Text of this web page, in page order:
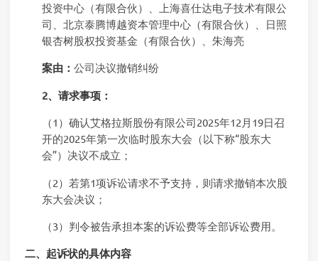
投资中心（有限合伙）、上海喜仕达电子技术有限公
司、北京泰腾博越资本管理中心（有限合伙）、日照
银杏树股权投资基金（有限合伙）、朱海亮
案由： 公司决议撤销纠纷
2、请求事项：
（1）确认艾格拉斯股份有限公司2025年12月19日召
开的2025年第一次临时股东大会（以下称“股东大
会”）决议不成立；
（2）若第1项诉讼请求不予支持，则请求撤销本次股
东大会决议；
（3）判令被告承担本案的诉讼费等全部诉讼费用。
二、起诉状的具体内容